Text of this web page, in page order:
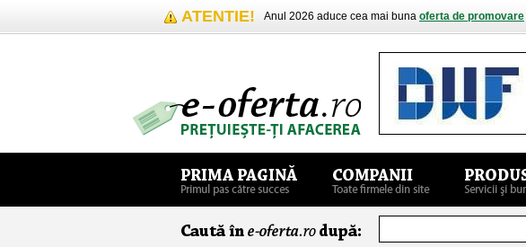
ATENTIE! Anul 2026 aduce cea mai buna oferta de promovare